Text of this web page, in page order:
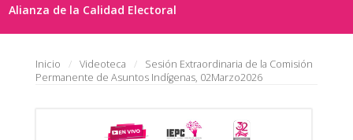
Alianza de la Calidad Electoral
Inicio Videoteca
Sesión Extraordinaria de la Comisión
Permanente de Asuntos Indígenas, 02Marzo2026